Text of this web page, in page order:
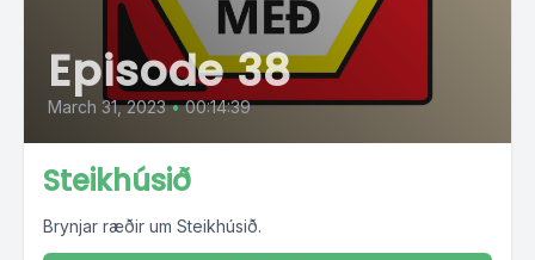
Episode 38
March 31, 2023 • 00:14:39
Steikhúsið
Brynjar ræðir um Steikhúsið.